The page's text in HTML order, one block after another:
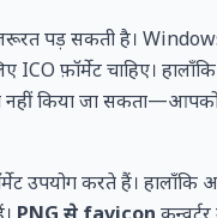
ज़रूरत पड़ सकती है।
फ़ॉर्मेट चाहिए।
नहीं किया जा
उपयोग करते हैं। हालाँकि